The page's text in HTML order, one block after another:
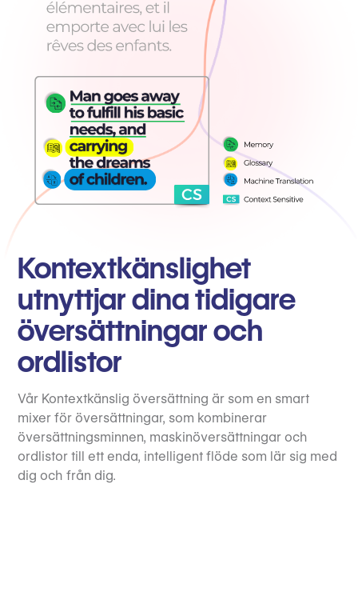
Kontextkänslighet
utnyttjar dina tidigare
översättningar och
ordlistor
Vår Kontextkänslig översättning är som en smart
mixer för översättningar, som kombinerar
översättningsminnen, maskinöversättningar och
ordlistor till ett enda, intelligent flöde som lär sig med
dig och från dig.